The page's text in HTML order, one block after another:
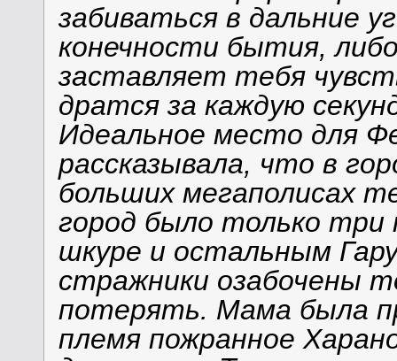
забиваться в дальние
конечности бытия,
заставляет тебя
дратся за каждую
Идеальное место для
рассказывала, что в
больших мегаполисах
город было только
шкуре и остальным
стражники озабочены
потерять. Мама была
племя пожранное